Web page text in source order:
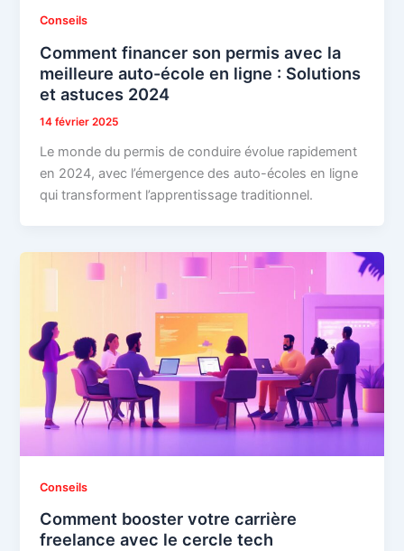
Conseils
Comment financer son permis avec la
meilleure auto-école en ligne : Solutions
et astuces 2024
14 février 2025
Le monde du permis de conduire évolue rapidement
en 2024, avec l’émergence des auto-écoles en ligne
qui transforment l’apprentissage traditionnel.
Conseils
Comment booster votre carrière
freelance avec le cercle tech